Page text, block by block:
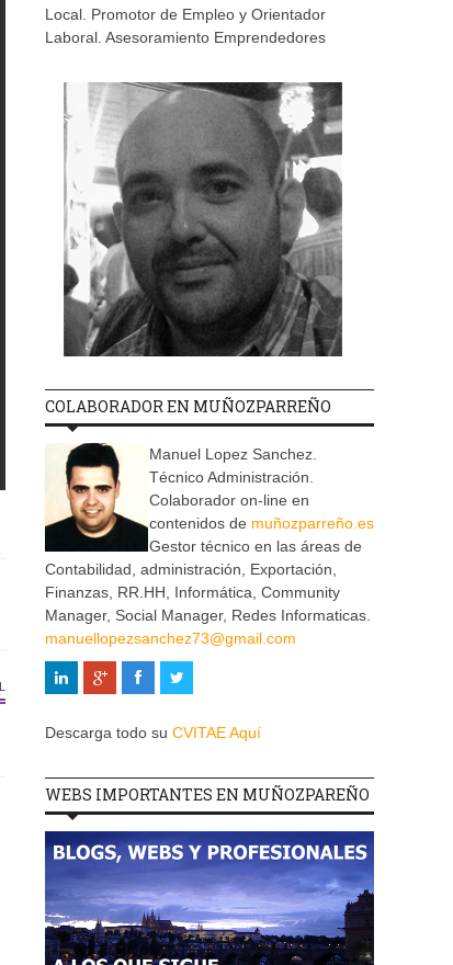
Local. Promotor de Empleo y Orientador
Laboral. Asesoramiento Emprendedores
COLABORADOR EN MUÑOZPARREÑO
Manuel Lopez Sanchez.
Técnico Administración.
Colaborador on-line en
contenidos de muñozparreño.es
Gestor técnico en las áreas de
Contabilidad, administración, Exportación,
Finanzas, RR.HH, Informática, Community
Manager, Social Manager, Redes Informaticas.
manuellopezsanchez73@gmail.com
Descarga todo su CVITAE Aquí
WEBS IMPORTANTES EN MUÑOZPAREÑO